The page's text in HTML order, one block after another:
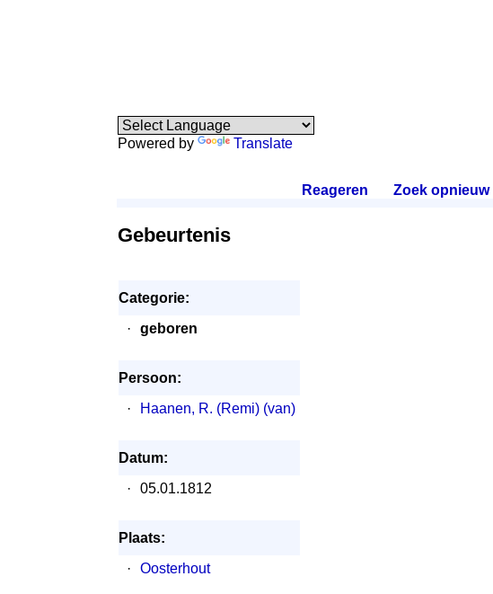
Powered by Translate
Reageren Zoek opnieuw.
Gebeurtenis
Categorie:
·
geboren
Persoon:
·
Haanen, R. (Remi) (van)
Datum:
·
05.01.1812
Plaats:
·
Oosterhout